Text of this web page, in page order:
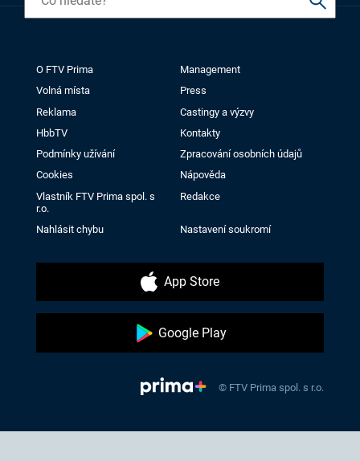
O FTV Prima
Management
Volná místa
Press
Reklama
Castingy a výzvy
HbbTV
Kontakty
Podmínky užívání
Zpracování osobních údajů
Cookies
Nápověda
Vlastník FTV Prima spol. s
r.o.
Redakce
Nahlásit chybu Nastavení soukromí
App Store
Google Play
© FTV Prima spol. s r.o.